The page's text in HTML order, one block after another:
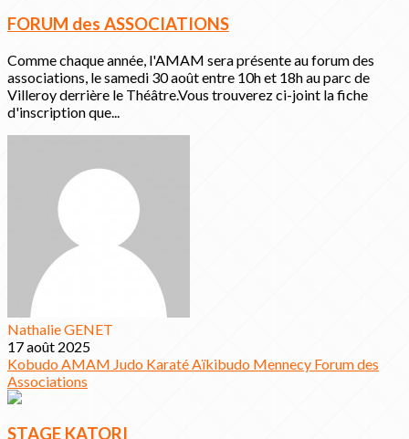
FORUM des ASSOCIATIONS
Comme chaque année, l'AMAM sera présente au forum des
associations, le samedi 30 août entre 10h et 18h au parc de
Villeroy derrière le Théâtre.Vous trouverez ci-joint la fiche
d'inscription que...
Nathalie GENET
17 août 2025
Kobudo AMAM Judo Karaté Aïkibudo Mennecy Forum des
Associations
STAGE KATORI